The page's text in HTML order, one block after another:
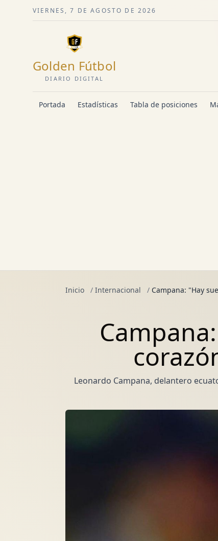
VIERNES, 7 DE AGOSTO DE 2026
Golden Fútbol
DIARIO DIGITAL
Portada Estadísticas Tabla de posiciones
Inicio / Internacional / Campana: "Hay
Leonardo Campana, delantero